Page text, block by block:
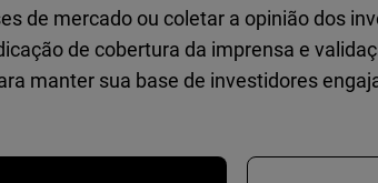
de mercado ou coletar a opinião dos
de cobertura da imprensa e
manter sua base de investidores